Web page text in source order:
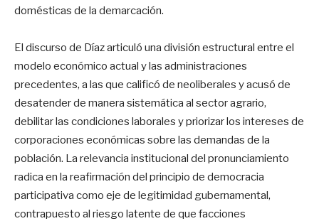
domésticas de la demarcación.
El discurso de Díaz articuló una división estructural entre el
modelo económico actual y las administraciones
precedentes, a las que calificó de neoliberales y acusó de
desatender de manera sistemática al sector agrario,
debilitar las condiciones laborales y priorizar los intereses de
corporaciones económicas sobre las demandas de la
población. La relevancia institucional del pronunciamiento
radica en la reafirmación del principio de democracia
participativa como eje de legitimidad gubernamental,
contrapuesto al riesgo latente de que facciones